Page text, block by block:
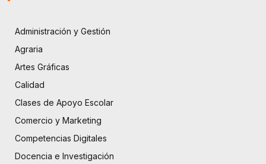
Administración y Gestión
Agraria
Artes Gráficas
Calidad
Clases de Apoyo Escolar
Comercio y Marketing
Competencias Digitales
Docencia e Investigación